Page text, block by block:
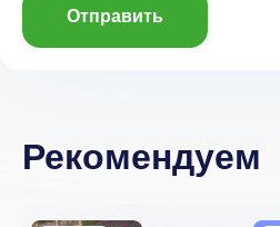
Отправить
Рекомендуем